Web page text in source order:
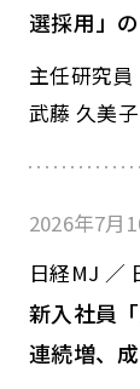
選採用」
主任研究員
武藤 久美子
2026年7月
日経MJ ／
新入社員
連続増、